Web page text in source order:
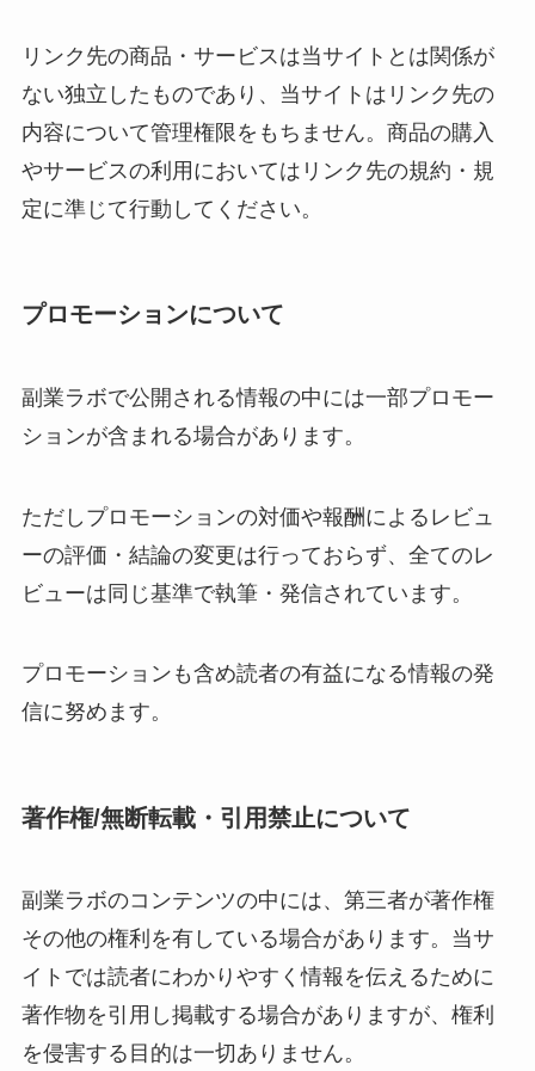
リンク先の商品・サービスは当サイトとは関係が
ない独立したものであり、当サイトはリンク先の
内容について管理権限をもちません。商品の購入
やサービスの利用においてはリンク先の規約・規
定に準じて行動してください。
プロモーションについて
副業ラボで公開される情報の中には一部プロモー
ションが含まれる場合があります。
ただしプロモーションの対価や報酬によるレビュ
ーの評価・結論の変更は行っておらず、全てのレ
ビューは同じ基準で執筆・発信されています。
プロモーションも含め読者の有益になる情報の発
信に努めます。
著作権/無断転載・引用禁止について
副業ラボのコンテンツの中には、第三者が著作権
その他の権利を有している場合があります。当サ
イトでは読者にわかりやすく情報を伝えるために
著作物を引用し掲載する場合がありますが、権利
を侵害する目的は一切ありません。